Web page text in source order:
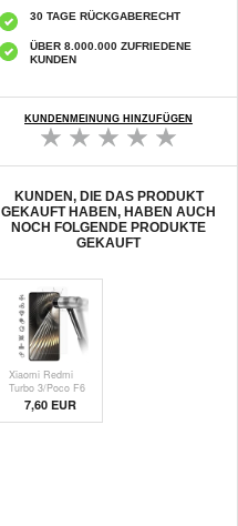
30 TAGE RÜCKGABERECHT
ÜBER 8.000.000 ZUFRIEDENE
KUNDEN
KUNDENMEINUNG HINZUFÜGEN
KUNDEN, DIE DAS PRODUKT
GEKAUFT HABEN, HABEN AUCH
NOCH FOLGENDE PRODUKTE
GEKAUFT
Xiaomi Redmi
Turbo 3/Poco F6
Panzerglas - 9H,
0.3mm - Case
Friendly -
7,60 EUR